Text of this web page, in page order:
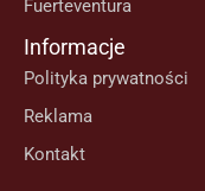
Fuerteventura
Informacje
Polityka prywatności
Reklama
Kontakt